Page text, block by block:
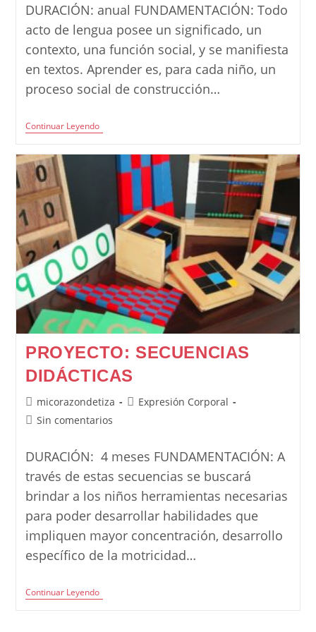
entrada:
DURACIÓN: anual FUNDAMENTACIÓN: Todo
acto de lengua posee un significado, un
contexto, una función social, y se manifiesta
en textos. Aprender es, para cada niño, un
proceso social de construcción…
Continuar LeyendoProyecto: Somos
Niños
Escritores
PROYECTO: SECUENCIAS
DIDÁCTICAS
Autor
de
micorazondetiza
Categoría
Expresión Corporal
Comentarios
la
entrada:
Sin comentarios
DURACIÓN: 4 meses FUNDAMENTACIÓN: A
través de estas secuencias se buscará
brindar a los niños herramientas necesarias
para poder desarrollar habilidades que
impliquen mayor concentración, desarrollo
específico de la motricidad…
Continuar LeyendoProyecto: Secuencias
Didácticas